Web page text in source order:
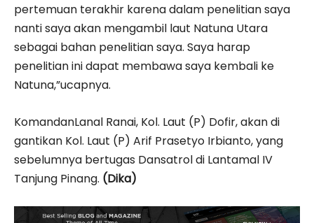
pertemuan terakhir karena dalam penelitian saya
nanti saya akan mengambil laut Natuna Utara
sebagai bahan penelitian saya. Saya harap
penelitian ini dapat membawa saya kembali ke
Natuna,”ucapnya.
KomandanLanal Ranai, Kol. Laut (P) Dofir, akan di
gantikan Kol. Laut (P) Arif Prasetyo Irbianto, yang
sebelumnya bertugas Dansatrol di Lantamal IV
Tanjung Pinang. (Dika)